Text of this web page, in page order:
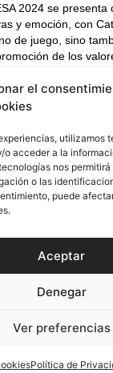
el consentimiento,
y
Denegar
Ver preferencias
Política de
2024 se presenta
y emoción, con
de juego, sino
de los
CESA 2024 RESUMEN
Final
CESA 2024